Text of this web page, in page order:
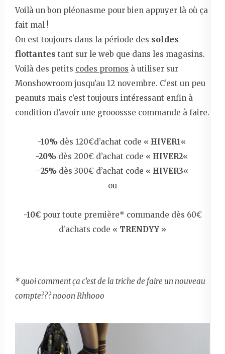
Voilà un bon pléonasme pour bien appuyer là où ça
fait mal !
On est toujours dans la période des soldes
flottantes tant sur le web que dans les magasins.
Voilà des petits codes promos à utiliser sur
Monshowroom jusqu’au 12 novembre. C’est un peu
peanuts mais c’est toujours intéressant enfin à
condition d’avoir une grooossse commande à faire.
-10%dès 120€d’achat code « HIVER1«
-20%dès 200€ d’achat code « HIVER2«
–25%dès 300€ d’achat code « HIVER3«
ou
-10€pour toute première* commande dès 60€
d’achats code « TRENDYY »
*quoi commentça c’est de la triche de faire un nouveau
compte??? nooon Rhhooo